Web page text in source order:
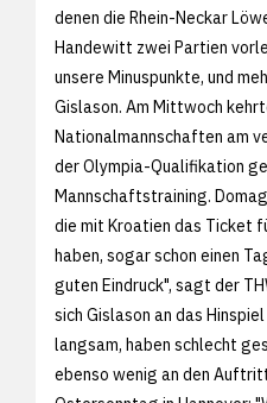
denen die Rhein-Neckar
Handewitt zwei Partien
unsere Minuspunkte, und
Gislason. Am Mittwoch
Nationalmannschaften am
der Olympia-Qualifikation
Mannschaftstraining.
die mit Kroatien das Ticket
haben, sogar schon einen
guten Eindruck", sagt der
sich Gislason an das
langsam, haben schlecht
ebenso wenig an den